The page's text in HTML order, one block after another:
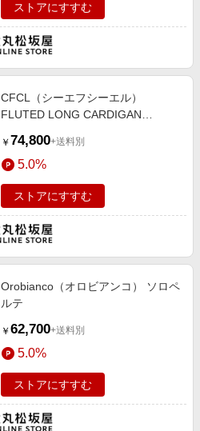
ストアにすすむ
CFCL（シーエフシーエル）
FLUTED LONG CARDIGAN
￥ 74,800+送料別
5.0%
ストアにすすむ
Orobianco（オロビアンコ） ソロペ
ルテ
￥ 62,700+送料別
5.0%
ストアにすすむ